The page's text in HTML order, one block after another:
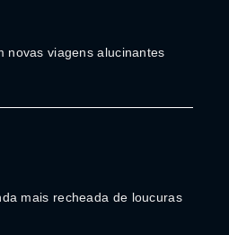
novas viagens alucinantes
mais recheada de loucuras